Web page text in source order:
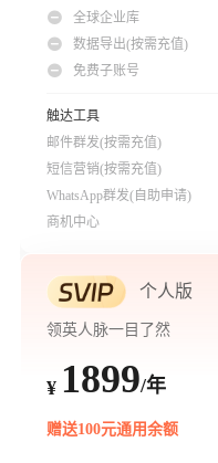
全球企业库
数据导出(按需充值)
免费子账号
触达工具
邮件群发(按需充值)
短信营销(按需充值)
WhatsApp群发(自助申请)
商机中心
个人版
领英人脉一目了然
¥ 1899/年
赠送100元通用余额